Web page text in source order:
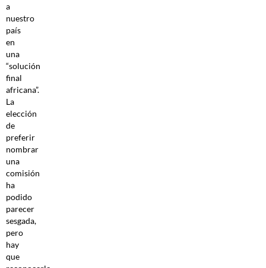
a
nuestro
país
en
una
“solución
final
africana”.
La
elección
de
preferir
nombrar
una
comisión
ha
podido
parecer
sesgada,
pero
hay
que